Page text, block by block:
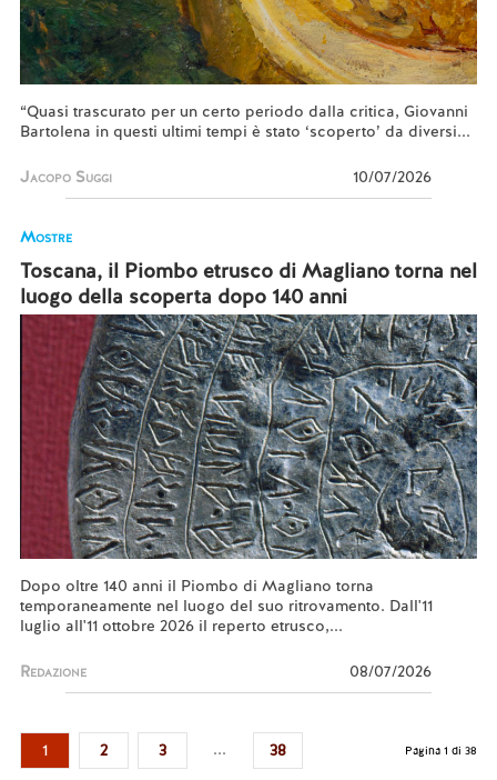
“Quasi trascurato per un certo periodo dalla critica, Giovanni
Bartolena in questi ultimi tempi è stato ‘scoperto’ da diversi...
Jacopo Suggi 10/07/2026
Mostre
Toscana, il Piombo etrusco di Magliano torna nel
luogo della scoperta dopo 140 anni
Dopo oltre 140 anni il Piombo di Magliano torna
temporaneamente nel luogo del suo ritrovamento. Dall'11
luglio all'11 ottobre 2026 il reperto etrusco,...
Redazione 08/07/2026
1 2 3 ... 38 Pagina 1 di 38